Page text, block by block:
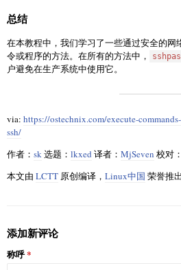
总结
在本教程中，我们学习了一些通过安全的网
令或程序的方法。在所有的方法中，
户避免在生产系统中使用它。
via: https://ostechnix.com/execute-
ssh/
作者： sk选题： lkxed 译者： MjSeven 校对：
本文由 LCTT 原创编译， Linux中国 荣誉推出
添加新评论
称呼